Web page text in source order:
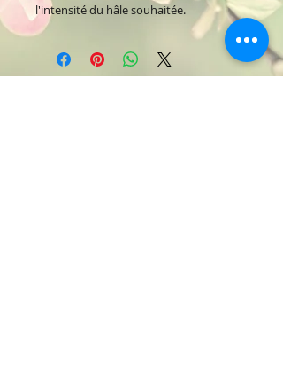
l'intensité du hâle souhaitée.